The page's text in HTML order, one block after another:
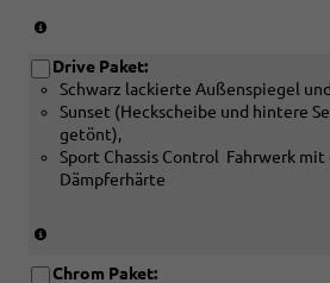
Lederlenkrad,
beheizbar)
(Nicht
in
Verbindung
mit:
Rücksitze)
Verbindung
mit:
[PLG]
2-
Speichen-
Multifunktions-
Schaltwippen
Drive Paket:
Schwarz lackierte Außenspiegel
Sunset (Heckscheibe und hintere
getönt),
Sport Chassis Control  Fahrwerk
Dämpferhärte
Verbindung
Chrom Paket: